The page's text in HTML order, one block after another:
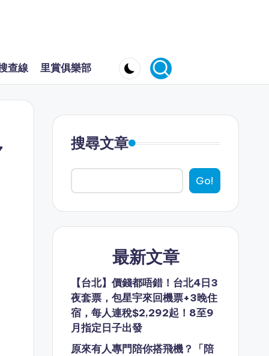
查線 里賞俱樂部
搜尋文章
Go!
最新文章
【台北】價錢都唔錯！台北4日3
夜套票，包星宇來回機票+3晚住
宿，每人連稅$2,292起！8至9
月指定日子出發
原來有人專門陪你搭飛機？「陪